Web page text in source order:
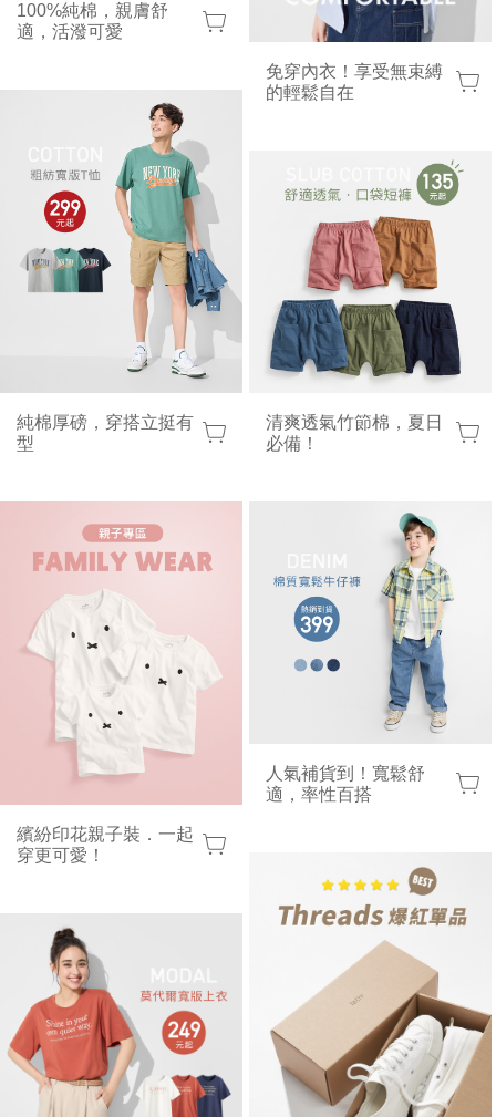
100%純棉，親膚舒
適，活潑可愛
純棉厚磅，穿搭立挺有
型
繽紛印花親子裝．一起
穿更可愛！
免穿內衣！享受無束縛
的輕鬆自在
清爽透氣竹節棉，夏日
必備！
人氣補貨到！寬鬆舒
適，率性百搭